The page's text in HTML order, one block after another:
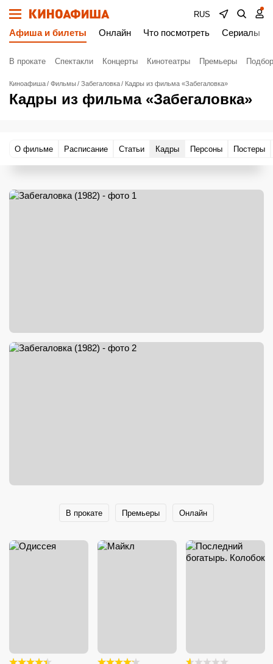
RUS
Афиша и билеты Онлайн Что посмотреть Сериалы
В прокате Спектакли Концерты Кинотеатры Премьеры
Киноафиша Фильмы Забегаловка Кадры из фильма «Забегаловка»
Кадры из фильма «Забегаловка»
О фильме Расписание Статьи Кадры Персоны Постеры
В прокате Премьеры Онлайн